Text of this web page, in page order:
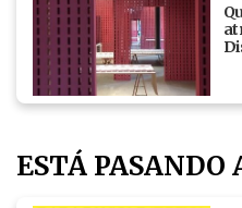
ESTÁ PASANDO